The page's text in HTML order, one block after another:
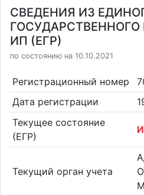
СВЕДЕНИЯ ИЗ
ГОСУДАРСТВЕННОГО
ИП (ЕГР)
по состоянию на 10.10.2021
Регистрационный номер
Дата регистрации
Текущее состояние
(ЕГР)
Текущий орган учета